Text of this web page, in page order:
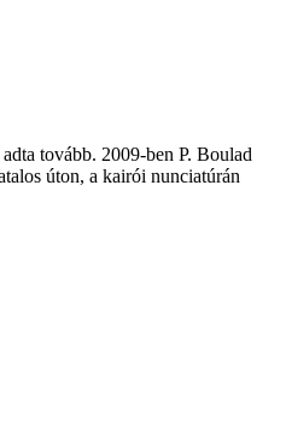
tovább. 2009-ben P. Boulad
úton, a kairói nunciatúrán